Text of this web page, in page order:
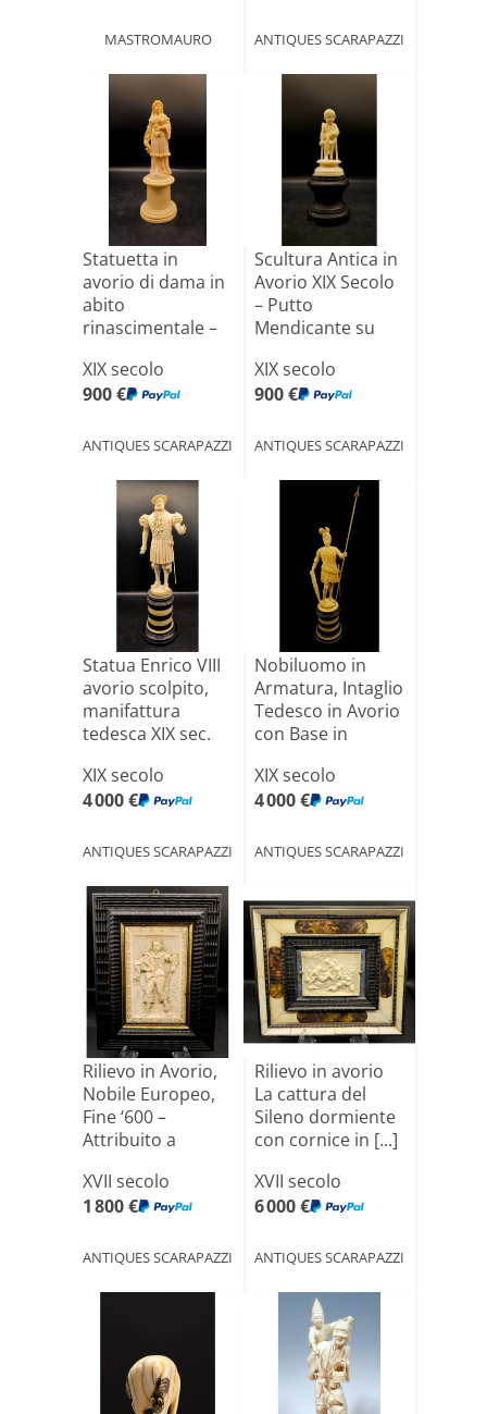
MASTROMAURO ANTIQUES SCARAPAZZI
Statuetta in
avorio di dama in
abito
rinascimentale –
XIX secolo
900 €
ANTIQUES SCARAPAZZI
Scultura Antica in
Avorio XIX Secolo
– Putto
Mendicante su
XIX secolo
900 €
ANTIQUES SCARAPAZZI
Statua Enrico VIII
avorio scolpito,
manifattura
tedesca XIX sec.
XIX secolo
4 000 €
ANTIQUES SCARAPAZZI
Nobiluomo in
Armatura, Intaglio
Tedesco in Avorio
con Base in
XIX secolo
4 000 €
ANTIQUES SCARAPAZZI
Rilievo in Avorio,
Nobile Europeo,
Fine ‘600 –
Attribuito a
XVII secolo
1 800 €
ANTIQUES SCARAPAZZI
Rilievo in avorio
La cattura del
Sileno dormiente
con cornice in [...]
XVII secolo
6 000 €
ANTIQUES SCARAPAZZI